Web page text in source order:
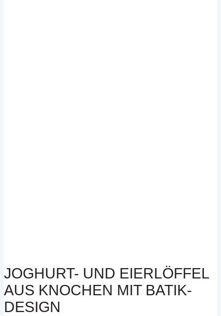
JOGHURT- UND EIERLÖFFEL
AUS KNOCHEN MIT BATIK-
DESIGN